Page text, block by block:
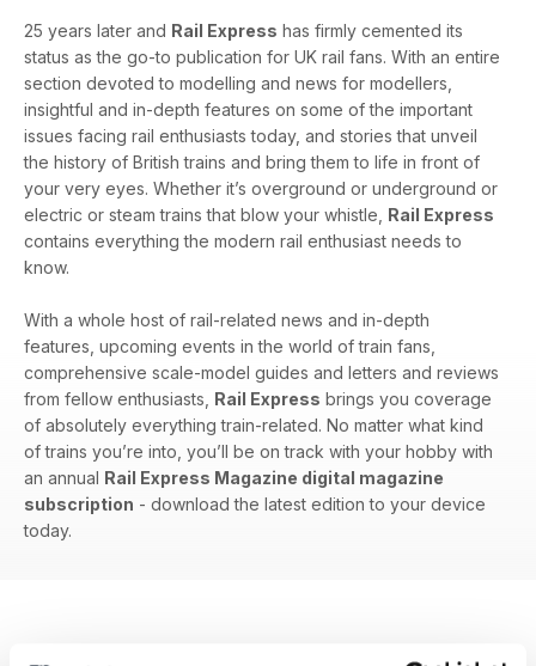
25 years later and Rail Express has firmly cemented its
status as the go-to publication for UK rail fans. With an entire
section devoted to modelling and news for modellers,
insightful and in-depth features on some of the important
issues facing rail enthusiasts today, and stories that unveil
the history of British trains and bring them to life in front of
your very eyes. Whether it’s overground or underground or
electric or steam trains that blow your whistle, Rail Express
contains everything the modern rail enthusiast needs to
know.
With a whole host of rail-related news and in-depth
features, upcoming events in the world of train fans,
comprehensive scale-model guides and letters and reviews
from fellow enthusiasts, Rail Express brings you coverage
of absolutely everything train-related. No matter what kind
of trains you’re into, you’ll be on track with your hobby with
an annual Rail Express Magazine digital magazine
subscription - download the latest edition to your device
today.